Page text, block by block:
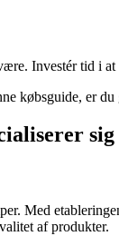
Investér tid i
købsguide,
Med
af produkter.